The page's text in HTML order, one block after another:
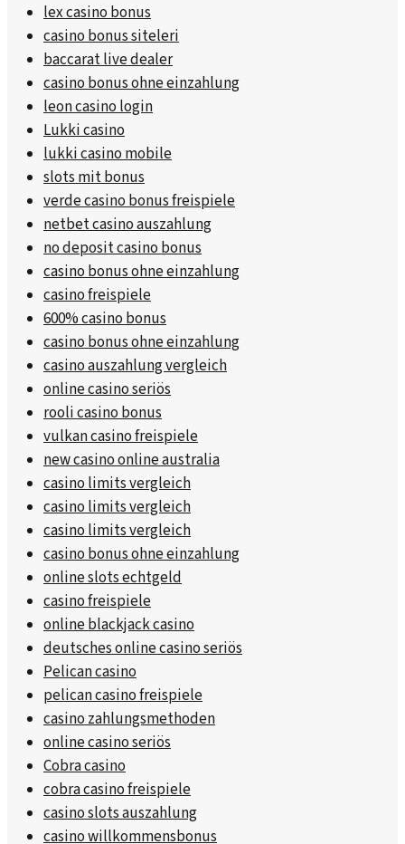
lex casino bonus
casino bonus siteleri
baccarat live dealer
casino bonus ohne einzahlung
leon casino login
Lukki casino
lukki casino mobile
slots mit bonus
verde casino bonus freispiele
netbet casino auszahlung
no deposit casino bonus
casino bonus ohne einzahlung
casino freispiele
600% casino bonus
casino bonus ohne einzahlung
casino auszahlung vergleich
online casino seriös
rooli casino bonus
vulkan casino freispiele
new casino online australia
casino limits vergleich
casino limits vergleich
casino limits vergleich
casino bonus ohne einzahlung
online slots echtgeld
casino freispiele
online blackjack casino
deutsches online casino seriös
Pelican casino
pelican casino freispiele
casino zahlungsmethoden
online casino seriös
Cobra casino
cobra casino freispiele
casino slots auszahlung
casino willkommensbonus